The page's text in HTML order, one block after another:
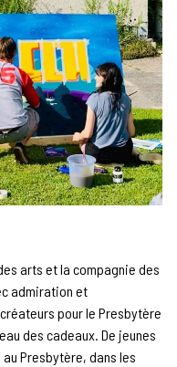
arts et la compagnie des
admiration et
pour le Presbytère
des cadeaux. De jeunes
Presbytère, dans les